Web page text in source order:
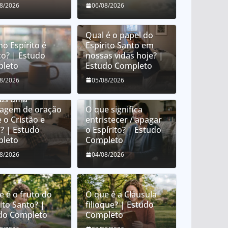
2026 06/08/2026
Espírito é
| Estudo
2026
Qual é o papel do
Espírito Santo em
nossas vidas hoje? |
Estudo Completo
05/08/2026
é orar em
uma
de oração
o Cristão e
| Estudo
2026
O que significa
entristecer / apagar
o Espírito? | Estudo
Completo
04/08/2026
é o fruto do
Santo? |
Completo
O que é a Cláusula
filioque? | Estudo
Completo